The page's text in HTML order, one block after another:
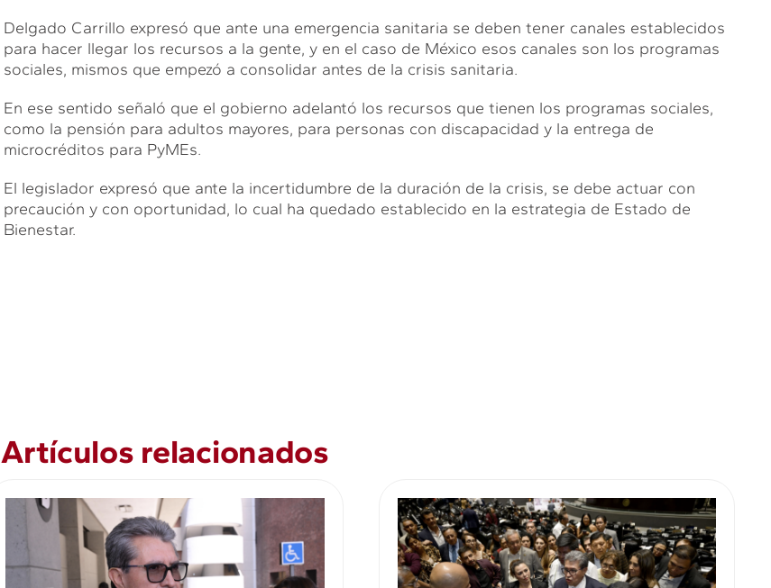
Delgado Carrillo expresó que ante una emergencia sanitaria se deben tener canales establecidos
para hacer llegar los recursos a la gente, y en el caso de México esos canales son los programas
sociales, mismos que empezó a consolidar antes de la crisis sanitaria.
En ese sentido señaló que el gobierno adelantó los recursos que tienen los programas sociales,
como la pensión para adultos mayores, para personas con discapacidad y la entrega de
microcréditos para PyMEs.
El legislador expresó que ante la incertidumbre de la duración de la crisis, se debe actuar con
precaución y con oportunidad, lo cual ha quedado establecido en la estrategia de Estado de
Bienestar.
Artículos relacionados